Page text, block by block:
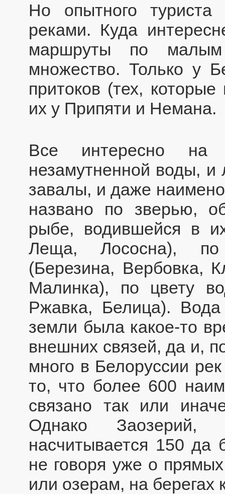
Но опытного
реками. Куда
маршруты по
множество. Только у
притоков (тех,
их у Припяти и Немана.
Все интересно
незамутненной воды, и
завалы, и даже
названо по зверью,
рыбе, водившейся в
Леща, Лососна), по
(Березина, Вербовка,
Малинка), по цвету
Ржавка, Белица).
земли была какое-то
внешних связей, да и,
много в Белоруссии
то, что более 600
связано так или
Однако
насчитывается 150
не говоря уже о
или озерам, на